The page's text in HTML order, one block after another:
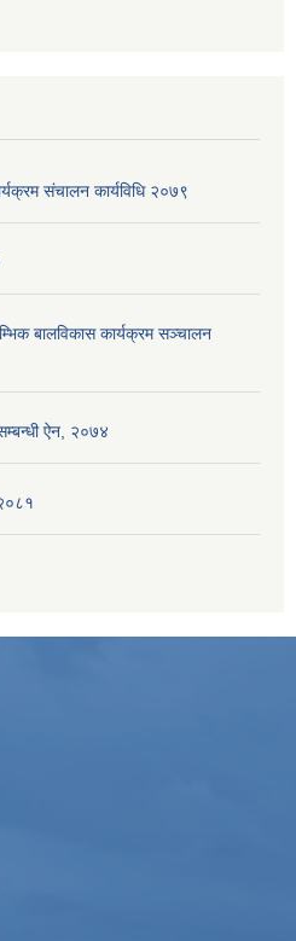
संचालन कार्यविधि २०७९
बालविकास कार्यक्रम सञ्चालन
ऐन, २०७४